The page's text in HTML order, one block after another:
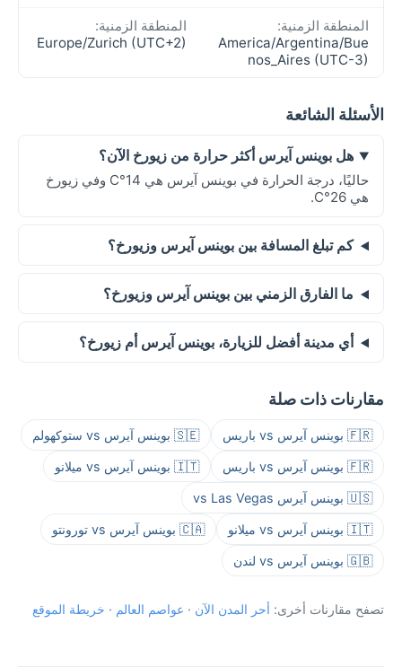
المنطقة الزمنية:
America/Argentina/Bue
nos_Aires (UTC-3)
المنطقة الزمنية:
Europe/Zurich (UTC+2)
الأسئلة الشائعة
هل بوينس آيرس أكثر حرارة من زيورخ الآن؟
حاليًا، درجة الحرارة في بوينس آيرس هي 14°C وفي زيورخ
هي 26°C.
كم تبلغ المسافة بين بوينس آيرس وزيورخ؟
ما الفارق الزمني بين بوينس آيرس وزيورخ؟
أي مدينة أفضل للزيارة، بوينس آيرس أم زيورخ؟
مقارنات ذات صلة
🇫🇷 بوينس آيرس vs باريس 🇸🇪 بوينس آيرس vs ستوكهولم
🇫🇷 بوينس آيرس vs باريس 🇮🇹 بوينس آيرس vs ميلانو
🇺🇸 بوينس آيرس vs Las Vegas
🇮🇹 بوينس آيرس vs ميلانو 🇨🇦 بوينس آيرس vs تورونتو
🇬🇧 بوينس آيرس vs لندن
تصفح مقارنات أخرى: أحر المدن الآن · عواصم العالم · خريطة الموقع